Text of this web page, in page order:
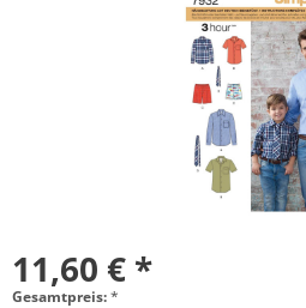
11,60 € *
Gesamtpreis:*